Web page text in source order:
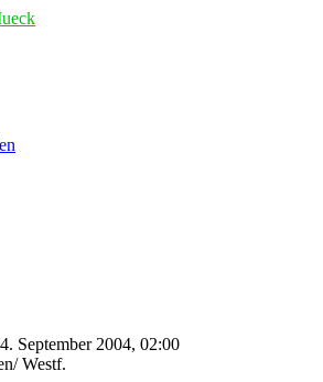
September 2004, 02:00
Westf.